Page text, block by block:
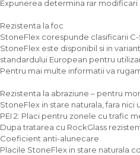
Expunerea determina rar
Rezistenta la foc
StoneFlex corespunde clasificarii C-
StoneFlex este disponibil si in
standardului European pentru
Pentru mai multe informatii va
Rezistenta la abraziune – pentru
StoneFlex in stare naturala, fara nici
PEI 2: Placi pentru zonele cu trafic
Dupa tratarea cu RockGlass
Coeficient anti-alunecare
Placile StoneFlex in stare naturala